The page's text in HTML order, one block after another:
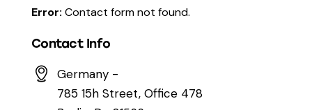
Error: Contact form not found.
Contact Info
Germany -
785 15h Street, Office 478